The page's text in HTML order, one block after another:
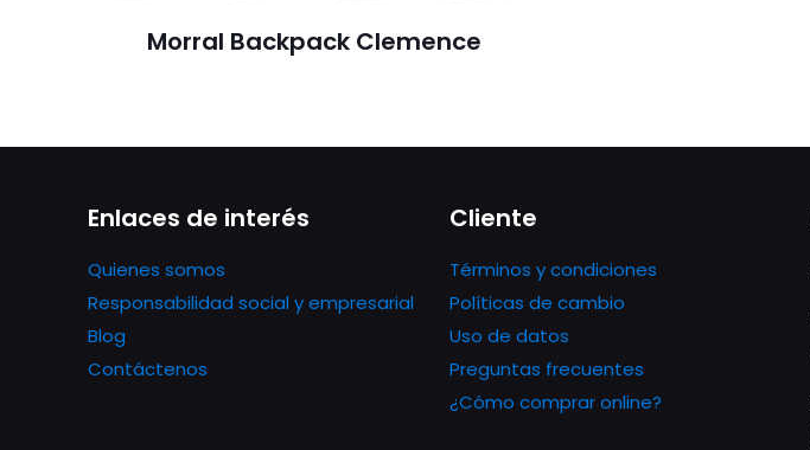
Morral Backpack Clemence
Enlaces de interés
Quienes somos
Responsabilidad social y empresarial
Blog
Contáctenos
Cliente
Términos y condiciones
Políticas de cambio
Uso de datos
Preguntas frecuentes
¿Cómo comprar online?